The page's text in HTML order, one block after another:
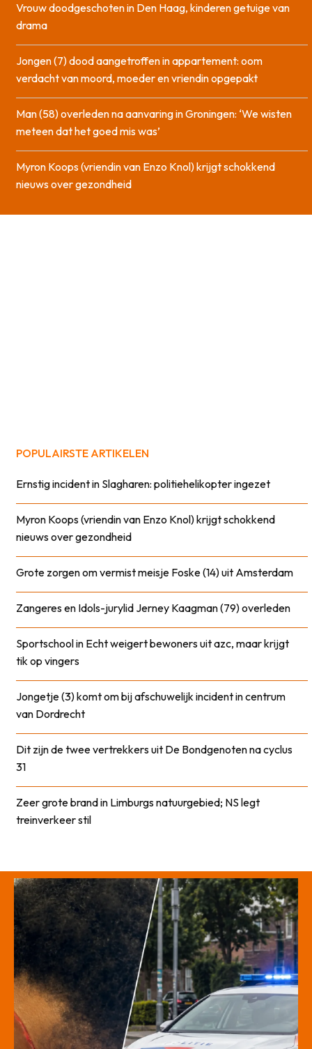
Vrouw doodgeschoten in Den Haag, kinderen getuige van
drama
Jongen (7) dood aangetroffen in appartement: oom
verdacht van moord, moeder en vriendin opgepakt
Man (58) overleden na aanvaring in Groningen: ‘We wisten
meteen dat het goed mis was’
Myron Koops (vriendin van Enzo Knol) krijgt schokkend
nieuws over gezondheid
POPULAIRSTE ARTIKELEN
Ernstig incident in Slagharen: politiehelikopter ingezet
Myron Koops (vriendin van Enzo Knol) krijgt schokkend
nieuws over gezondheid
Grote zorgen om vermist meisje Foske (14) uit Amsterdam
Zangeres en Idols-jurylid Jerney Kaagman (79) overleden
Sportschool in Echt weigert bewoners uit azc, maar krijgt
tik op vingers
Jongetje (3) komt om bij afschuwelijk incident in centrum
van Dordrecht
Dit zijn de twee vertrekkers uit De Bondgenoten na cyclus
31
Zeer grote brand in Limburgs natuurgebied; NS legt
treinverkeer stil